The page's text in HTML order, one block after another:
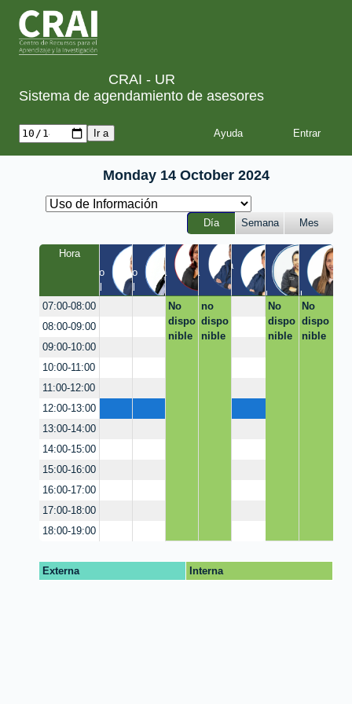
CRAI - UR
Sistema de agendamiento de asesores
Ayuda
Monday 14 October 2024
Día Semana Mes
Hora
Juan
Claustro
/ Virtual
Rene
Claustro
/ Virtual
Quinta
tian
Quinta
Virtual
Luis
Quinta
Virtual
Joha
nna
EIC /
Virtual
San
dra
FCI /
Virtual
07:00-08:00
No
dispo
nible
no
dispo
nible
No
dispo
nible
No
dispo
nible
08:00-09:00
09:00-10:00
10:00-11:00
11:00-12:00
12:00-13:00
13:00-14:00
14:00-15:00
15:00-16:00
16:00-17:00
17:00-18:00
18:00-19:00
Externa Interna